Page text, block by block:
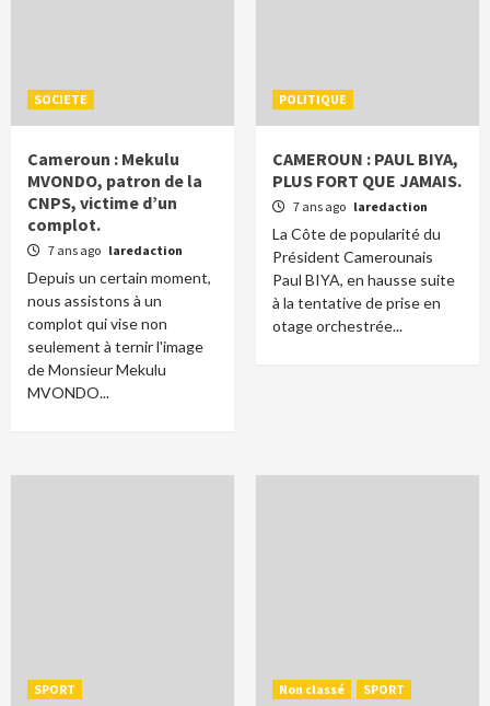
SOCIETE
Cameroun : Mekulu
MVONDO, patron de la
CNPS, victime d’un
complot.
7 ans ago laredaction
Depuis un certain moment,
nous assistons à un
complot qui vise non
seulement à ternir l'image
de Monsieur Mekulu
MVONDO...
POLITIQUE
CAMEROUN : PAUL BIYA,
PLUS FORT QUE JAMAIS.
7 ans ago laredaction
La Côte de popularité du
Président Camerounais
Paul BIYA, en hausse suite
à la tentative de prise en
otage orchestrée...
SPORT Non classé SPORT